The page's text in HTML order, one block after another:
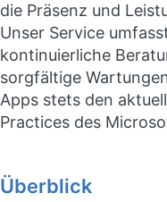
die Präsenz und
Unser Service
kontinuierliche
sorgfältige
Apps stets den
Practices des
Überblick